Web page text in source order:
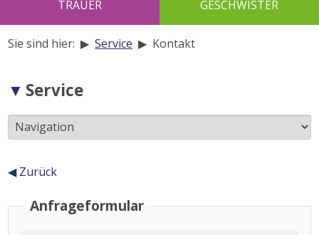
TRAUER GESCHWISTER
Sie sind hier: ▶Service ▶ Kontakt
Navigation
der
Unterseiten
Service
◀ Zurück
InhaltAnfrageformular